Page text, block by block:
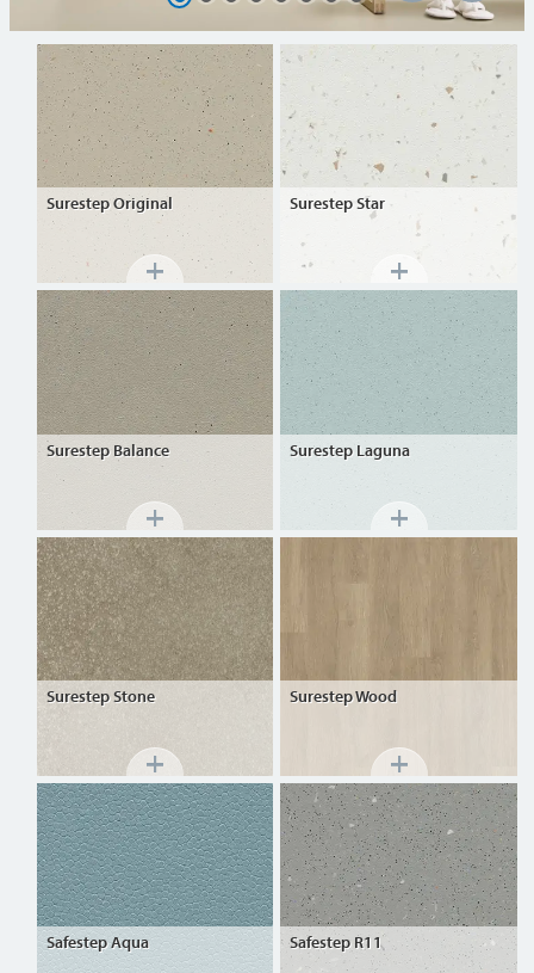
SurestepOriginal SurestepStar
SurestepBalance Surestep Laguna
SurestepStone SurestepWood
SafestepAqua SafestepR11